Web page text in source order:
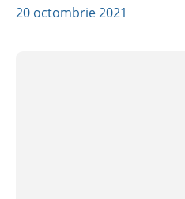
20 octombrie 2021